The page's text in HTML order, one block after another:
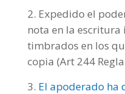
Expedido el
nota en la
timbrados en los
copia (Art 244
El apoderado ha